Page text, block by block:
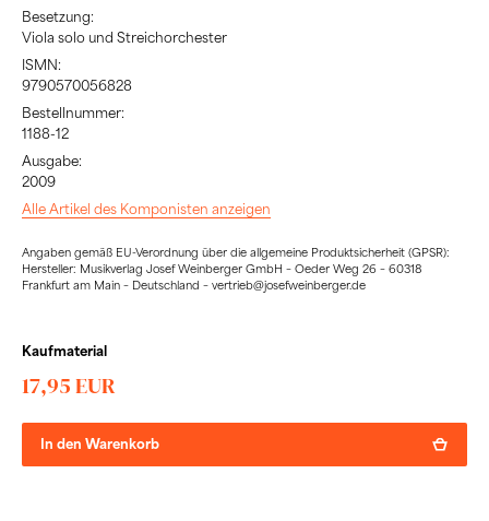
Besetzung:
Viola solo und Streichorchester
ISMN:
9790570056828
Bestellnummer:
1188-12
Ausgabe:
2009
Alle Artikel des Komponisten anzeigen
Angaben gemäß EU-Verordnung über die allgemeine Produktsicherheit (GPSR):
Hersteller: Musikverlag Josef Weinberger GmbH – Oeder Weg 26 – 60318
Frankfurt am Main – Deutschland – vertrieb@josefweinberger.de
Kaufmaterial
17,95 EUR
In den Warenkorb